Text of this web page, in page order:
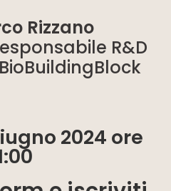
Rizzano
R&D
2024 ore